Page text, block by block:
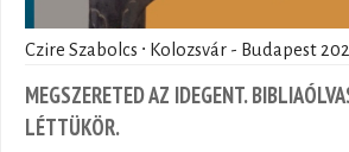
Czire Szabolcs ∙ Kolozsvár - Budapest
MEGSZERETED AZ IDEGENT.
LÉTTÜKÖR.